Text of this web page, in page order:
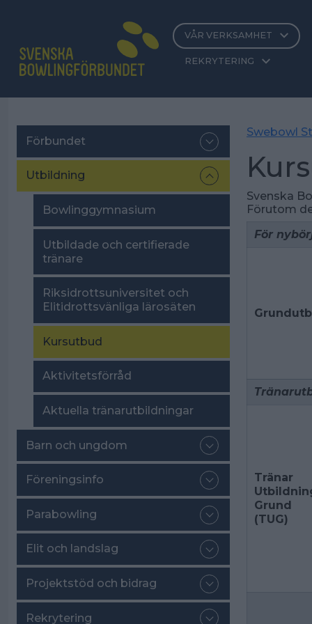
VÅR VERKSAMHET
REKRYTERING
Förbundet
Utbildning
Bowlinggymnasium
Utbildade och certifierade
tränare
Riksidrottsuniversitet och
Elitidrottsvänliga lärosäten
Kursutbud
Aktivitetsförråd
Aktuella tränarutbildningar
Barn och ungdom
Föreningsinfo
Parabowling
Elit och landslag
Projektstöd och bidrag
Rekrytering
Swebowl
Svenska
Förutom
För
Tränar
Grund
(TUG)